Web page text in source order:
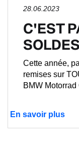
28.06.2023
C'EST
Cette année,
remises sur
BMW Motorrad
En savoir plus